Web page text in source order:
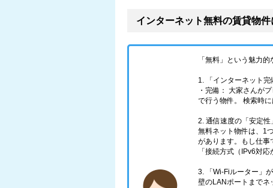
インターネット無料の賃貸物
「無料」という魅力
1. 「インターネット
・完備： 大家さんが
で行う物件。 検索時
2. 通信速度の「安定
無料ネット物件は、1
があります。もし仕事
「接続方式（IPv6対
3. 「Wi-Fiルーター」
壁のLANポートまでネ